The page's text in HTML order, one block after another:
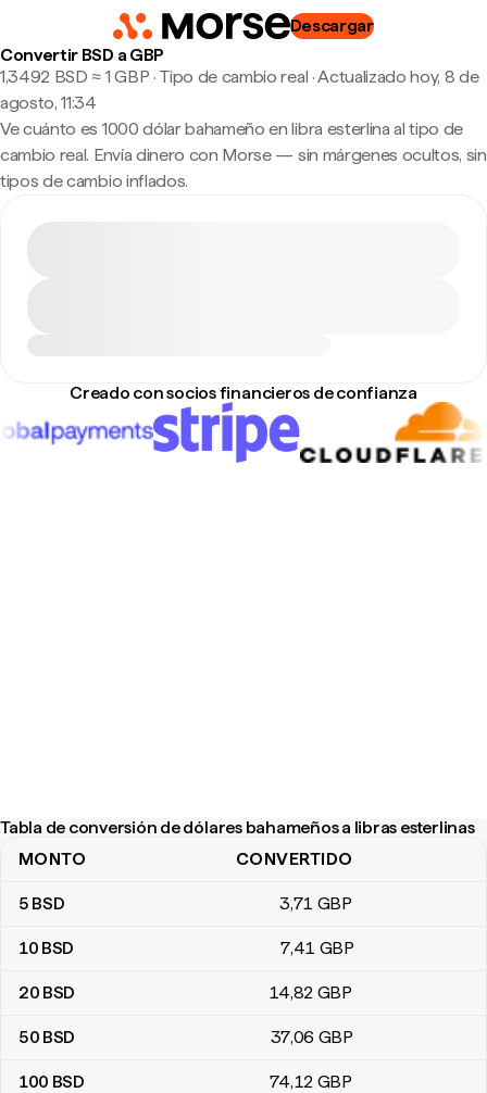
Descargar
Convertir BSD a GBP
1,3492 BSD ≈ 1 GBP · Tipo de cambio real ·Actualizado hoy, 8 de
agosto, 11:34
Ve cuánto es 1000 dólar bahameño en libra esterlina al tipo de
cambio real. Envía dinero con Morse — sin márgenes ocultos, sin
tipos de cambio inflados.
Creado con socios financieros de confianza
Tabla de conversión de dólares bahameños a libras esterlinas
Tabla de conversión de dólares bahameños a libras esterlinas
MONTO CONVERTIDO
5 BSD 3,71 GBP
10 BSD 7,41 GBP
20 BSD 14,82 GBP
50 BSD 37,06 GBP
100 BSD 74,12 GBP